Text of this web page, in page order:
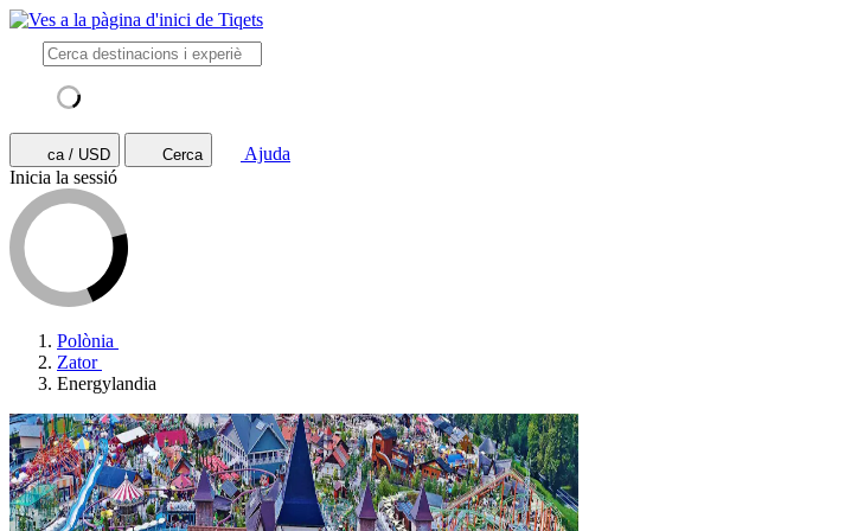
ca / USD Cerca
Ajuda
Inicia la sessió
Polònia
Zator
Energylandia